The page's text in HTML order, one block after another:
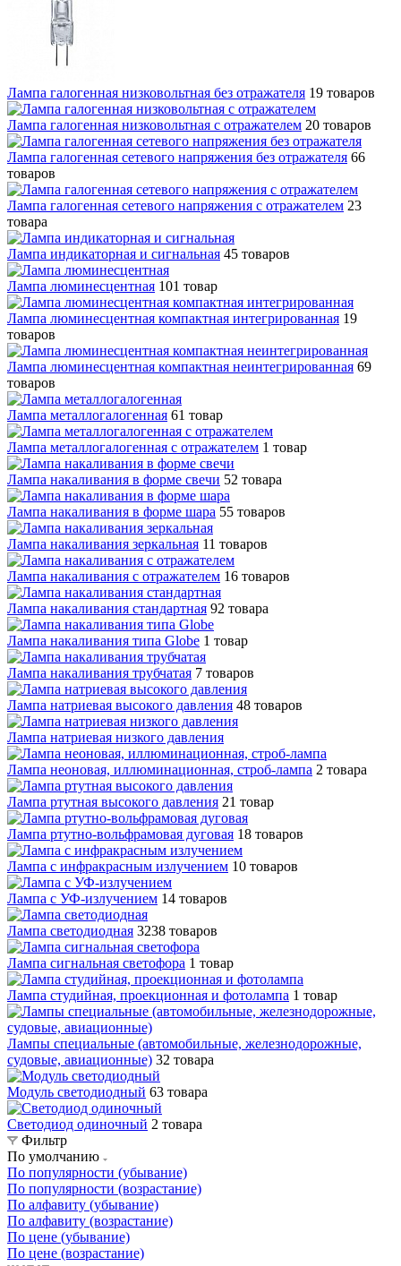
Лампа галогенная низковольтная без отражателя 19 товаров
Лампа галогенная низковольтная с отражателем 20 товаров
Лампа галогенная сетевого напряжения без отражателя 66
товаров
Лампа галогенная сетевого напряжения с отражателем 23
товара
Лампа индикаторная и сигнальная 45 товаров
Лампа люминесцентная 101 товар
Лампа люминесцентная компактная интегрированная 19
товаров
Лампа люминесцентная компактная неинтегрированная 69
товаров
Лампа металлогалогенная 61 товар
Лампа металлогалогенная с отражателем 1 товар
Лампа накаливания в форме свечи 52 товара
Лампа накаливания в форме шара 55 товаров
Лампа накаливания зеркальная 11 товаров
Лампа накаливания с отражателем 16 товаров
Лампа накаливания стандартная 92 товара
Лампа накаливания типа Globe 1 товар
Лампа накаливания трубчатая 7 товаров
Лампа натриевая высокого давления 48 товаров
Лампа натриевая низкого давления
Лампа неоновая, иллюминационная, строб-лампа 2 товара
Лампа ртутная высокого давления 21 товар
Лампа ртутно-вольфрамовая дуговая 18 товаров
Лампа с инфракрасным излучением 10 товаров
Лампа с УФ-излучением 14 товаров
Лампа светодиодная 3238 товаров
Лампа сигнальная светофора 1 товар
Лампа студийная, проекционная и фотолампа 1 товар
Лампы специальные (автомобильные, железнодорожные,
судовые, авиационные) 32 товара
Модуль светодиодный 63 товара
Светодиод одиночный 2 товара
Фильтр
По умолчанию
По популярности (убывание)
По популярности (возрастание)
По алфавиту (убывание)
По алфавиту (возрастание)
По цене (убывание)
По цене (возрастание)